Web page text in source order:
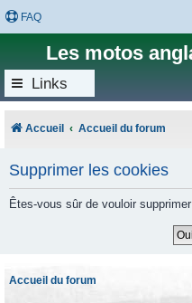
FAQ
Les motos
Links
Accueil Accueil du forum
Supprimer les cookies
Êtes-vous sûr de vouloir
Accueil du forum